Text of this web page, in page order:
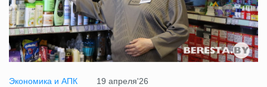
Экономика и АПК 19 апреля'26